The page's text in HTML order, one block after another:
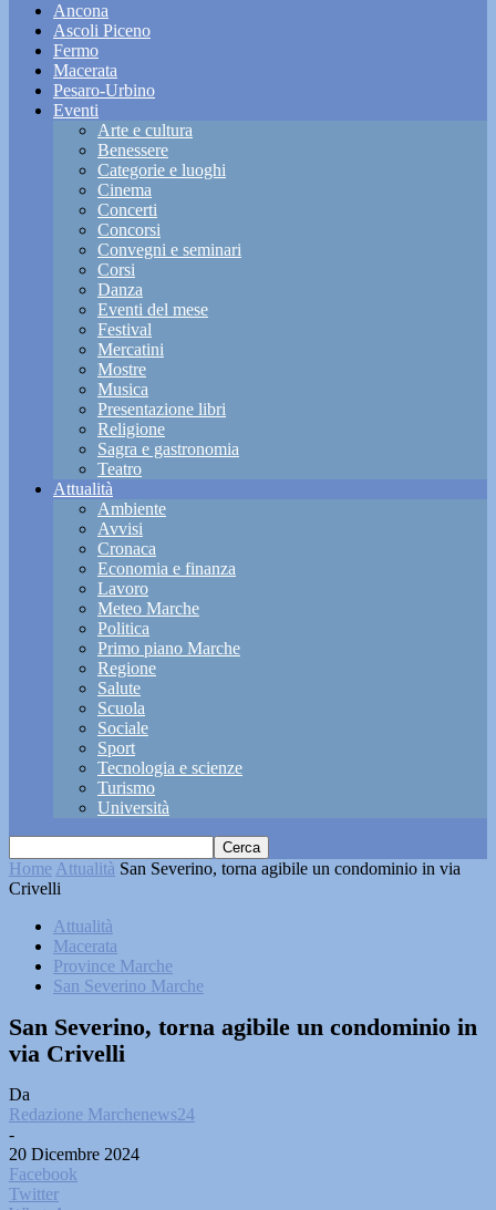
Ancona
Ascoli Piceno
Fermo
Macerata
Pesaro-Urbino
Eventi
Arte e cultura
Benessere
Categorie e luoghi
Cinema
Concerti
Concorsi
Convegni e seminari
Corsi
Danza
Eventi del mese
Festival
Mercatini
Mostre
Musica
Presentazione libri
Religione
Sagra e gastronomia
Teatro
Attualità
Ambiente
Avvisi
Cronaca
Economia e finanza
Lavoro
Meteo Marche
Politica
Primo piano Marche
Regione
Salute
Scuola
Sociale
Sport
Tecnologia e scienze
Turismo
Università
Home Attualità San Severino, torna agibile un condominio in via
Crivelli
Attualità
Macerata
Province Marche
San Severino Marche
San Severino, torna agibile un condominio in
via Crivelli
Da
Redazione Marchenews24
-
20 Dicembre 2024
Facebook
Twitter